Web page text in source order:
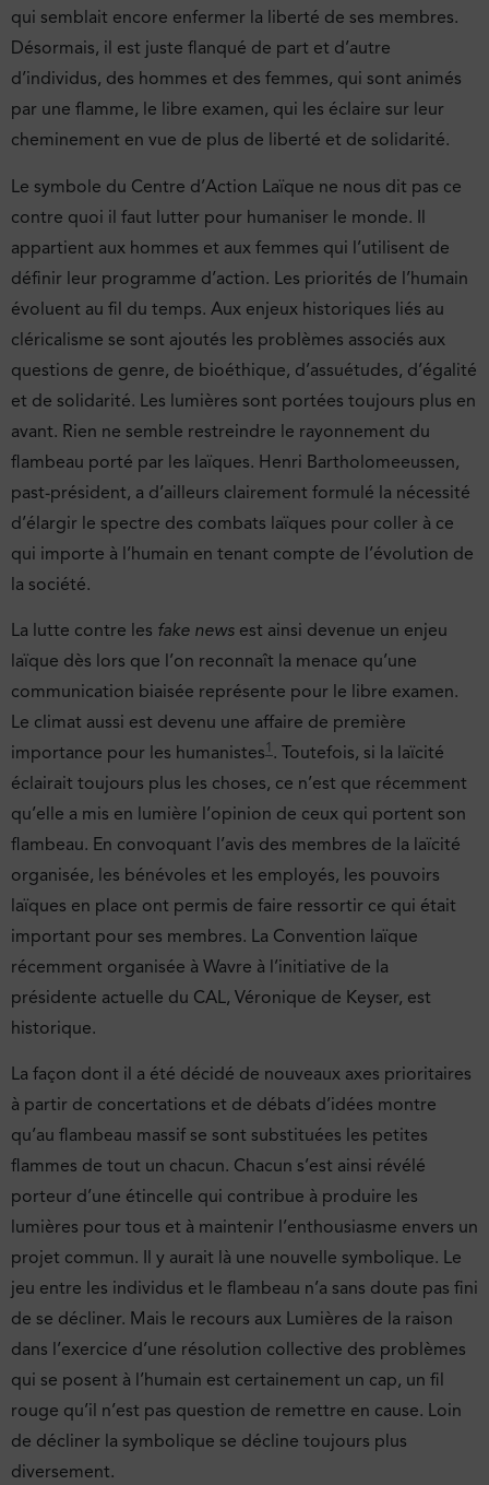
qui semblait encore enfermer la liberté de ses membres.
Désormais, il est juste flanqué de part et d’autre
d’individus, des hommes et des femmes, qui sont animés
par une flamme, le libre examen, qui les éclaire sur leur
cheminement en vue de plus de liberté et de solidarité.
Le symbole du Centre d’Action Laïque ne nous dit pas ce
contre quoi il faut lutter pour humaniser le monde. Il
appartient aux hommes et aux femmes qui l’utilisent de
définir leur programme d’action. Les priorités de l’humain
évoluent au fil du temps. Aux enjeux historiques liés au
cléricalisme se sont ajoutés les problèmes associés aux
questions de genre, de bioéthique, d’assuétudes, d’égalité
et de solidarité. Les lumières sont portées toujours plus en
avant. Rien ne semble restreindre le rayonnement du
flambeau porté par les laïques. Henri Bartholomeeussen,
past-président, a d’ailleurs clairement formulé la nécessité
d’élargir le spectre des combats laïques pour coller à ce
qui importe à l’humain en tenant compte de l’évolution de
la société.
La lutte contre les fake news est ainsi devenue un enjeu
laïque dès lors que l’on reconnaît la menace qu’une
communication biaisée représente pour le libre examen.
Le climat aussi est devenu une affaire de première
importance pour les humanistes 1 . Toutefois, si la laïcité
éclairait toujours plus les choses, ce n’est que récemment
qu’elle a mis en lumière l’opinion de ceux qui portent son
flambeau. En convoquant l’avis des membres de la laïcité
organisée, les bénévoles et les employés, les pouvoirs
laïques en place ont permis de faire ressortir ce qui était
important pour ses membres. La Convention laïque
récemment organisée à Wavre à l’initiative de la
présidente actuelle du CAL, Véronique de Keyser, est
historique.
La façon dont il a été décidé de nouveaux axes prioritaires
à partir de concertations et de débats d’idées montre
qu’au flambeau massif se sont substituées les petites
flammes de tout un chacun. Chacun s’est ainsi révélé
porteur d’une étincelle qui contribue à produire les
lumières pour tous et à maintenir l’enthousiasme envers un
projet commun. Il y aurait là une nouvelle symbolique. Le
jeu entre les individus et le flambeau n’a sans doute pas fini
de se décliner. Mais le recours aux Lumières de la raison
dans l’exercice d’une résolution collective des problèmes
qui se posent à l’humain est certainement un cap, un fil
rouge qu’il n’est pas question de remettre en cause. Loin
de décliner la symbolique se décline toujours plus
diversement.